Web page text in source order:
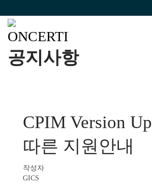
공지사항
CPIM Version
따른 지원안내
작성자
GICS